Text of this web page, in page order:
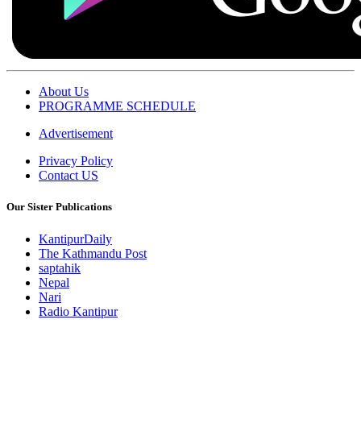
About Us
PROGRAMME SCHEDULE
Advertisement
Privacy Policy
Contact US
Our Sister Publications
KantipurDaily
The Kathmandu Post
saptahik
Nepal
Nari
Radio Kantipur